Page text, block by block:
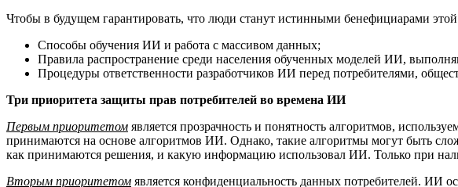
Чтобы в будущем гарантировать, что люди станут истинными бенефициарами
Способы обучения ИИ и работа с массивом данных;
Правила распространение среди населения обученных моделей ИИ,
Процедуры ответственности разработчиков ИИ перед потребителями,
Три приоритета защиты прав потребителей во времена ИИ
Первым приоритетом является прозрачность и понятность алгоритмов,
принимаются на основе алгоритмов ИИ. Однако, такие алгоритмы могут быть
как принимаются решения, и какую информацию использовал ИИ. Только при
Вторым приоритетом является конфиденциальность данных потребителей. ИИ